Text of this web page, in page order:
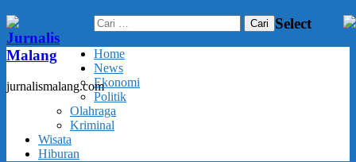
Jurnalis
Malang
jurnalismalang.com
Cari
untuk:
Select
Home
News
Ekonomi
Politik
Olahraga
Kriminal
Wisata
Hiburan